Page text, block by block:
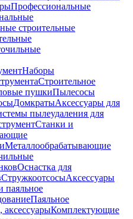
Профессиональные
строительные
Наборы
Строительное
пушкиПылесосы
ДомкратыАксессуары для
пылеудаления для
Станки и
Металлообрабатывающие
Оснастка для
СтружкоотсосыАксессуары
паяльное
Паяльное
Комплектующие